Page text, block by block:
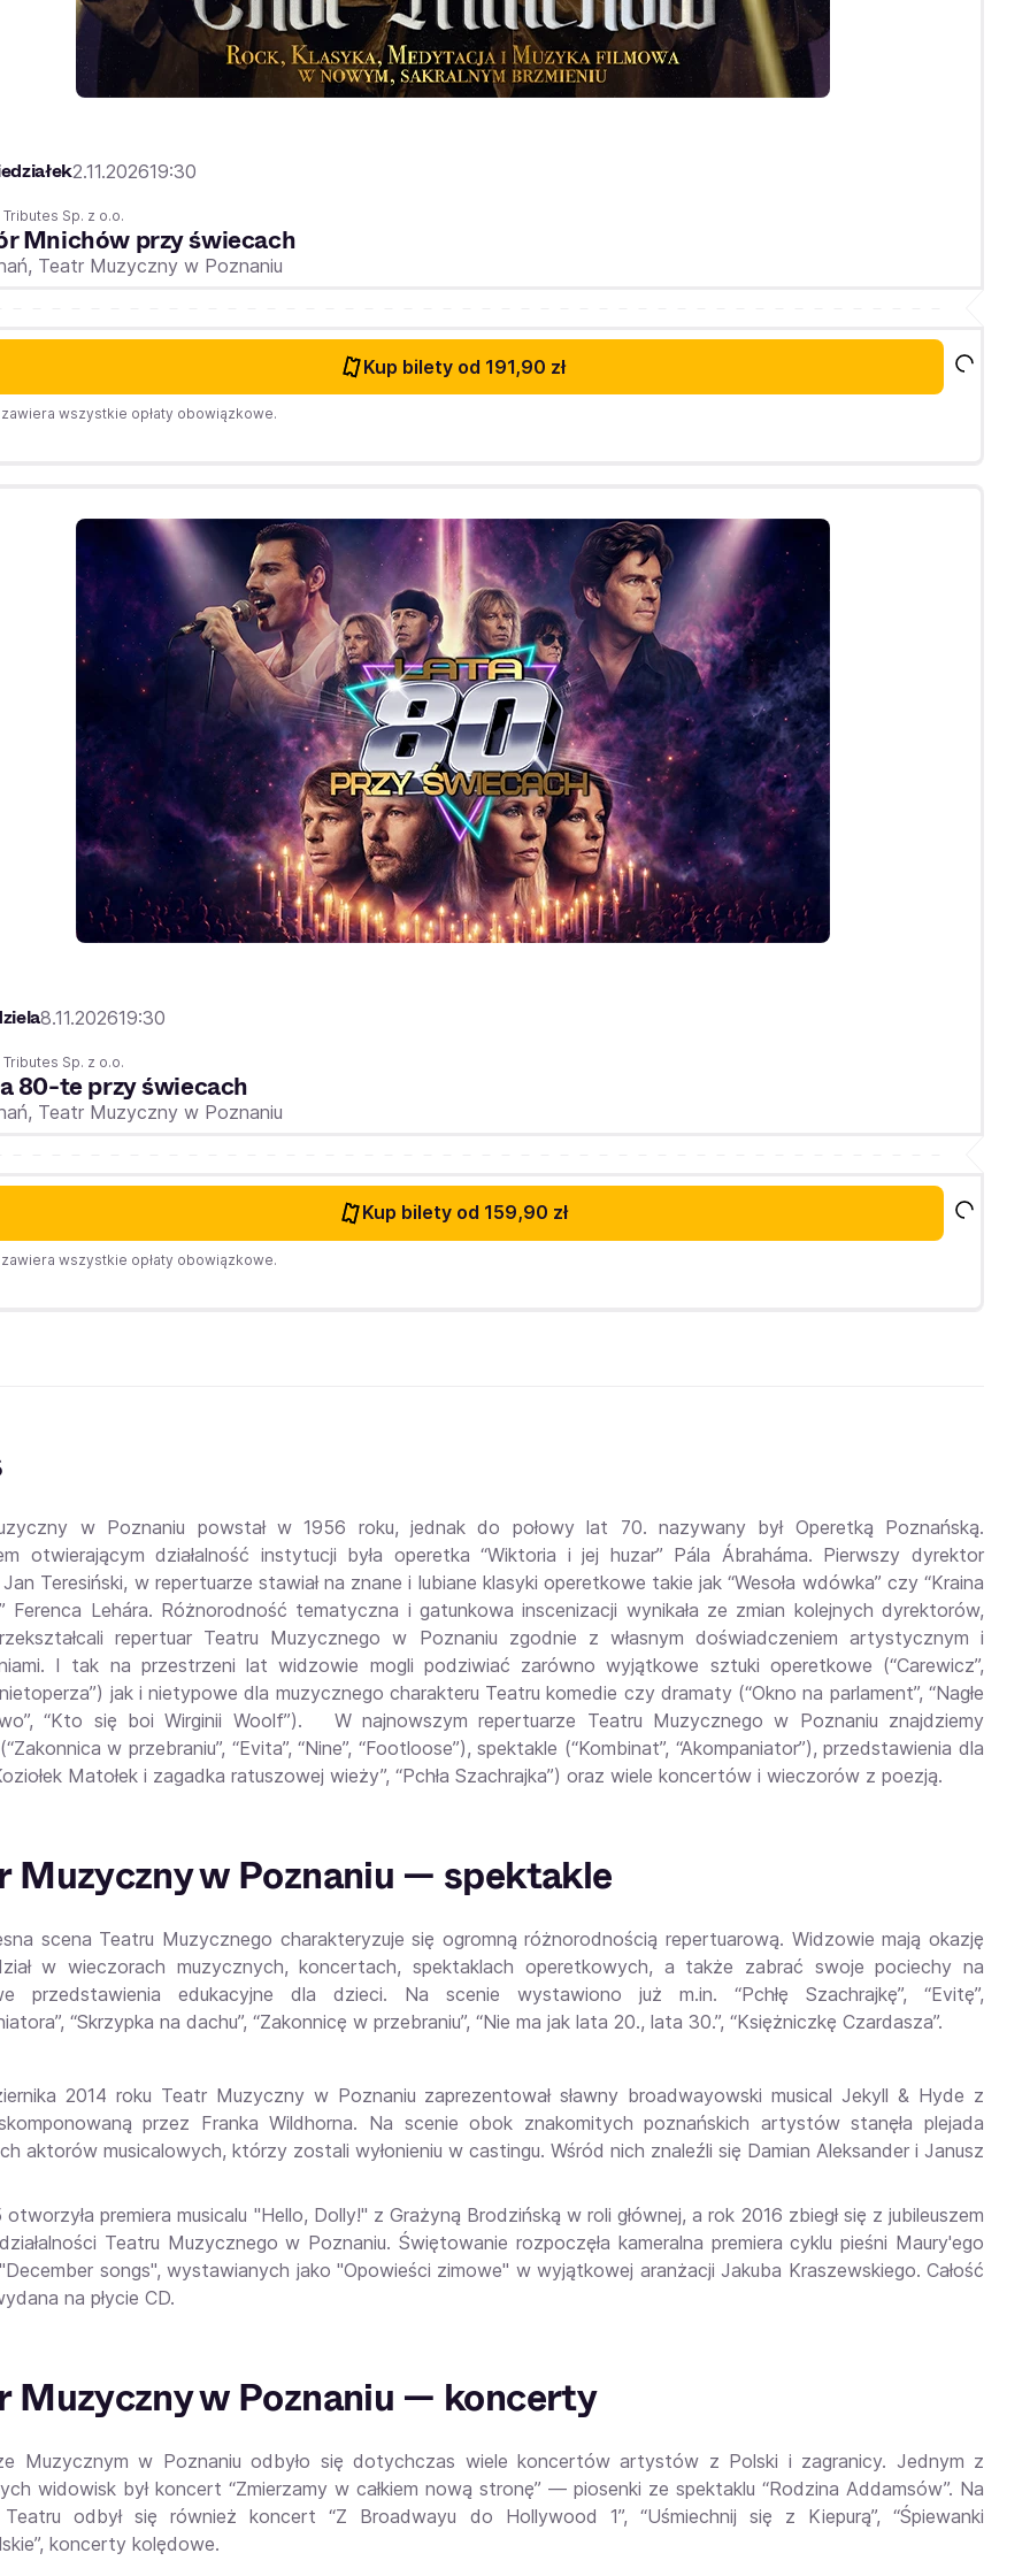
2.11.202619:30
Tributes Sp. z o.o.
Mnichów przy świecach
Teatr Muzyczny w Poznaniu
Kup bilety od 191,90 zł
wszystkie opłaty obowiązkowe.
8.11.202619:30
Tributes Sp. z o.o.
80-te przy świecach
Teatr Muzyczny w Poznaniu
Kup bilety od 159,90 zł
wszystkie opłaty obowiązkowe.
w Poznaniu powstał w 1956 roku, jednak do połowy lat 70. nazywany był Operetką Poznańską.
otwierającym działalność instytucji była operetka “Wiktoria i jej huzar” Pála Ábraháma. Pierwszy dyrektor
Teresiński, w repertuarze stawiał na znane i lubiane klasyki operetkowe takie jak “Wesoła wdówka” czy “Kraina
Ferenca Lehára. Różnorodność tematyczna i gatunkowa inscenizacji wynikała ze zmian kolejnych dyrektorów,
repertuar Teatru Muzycznego w Poznaniu zgodnie z własnym doświadczeniem artystycznym i
I tak na przestrzeni lat widzowie mogli podziwiać zarówno wyjątkowe sztuki operetkowe (“Carewicz”,
jak i nietypowe dla muzycznego charakteru Teatru komedie czy dramaty (“Okno na parlament”, “Nagłe
“Kto się boi Wirginii Woolf”). W najnowszym repertuarze Teatru Muzycznego w Poznaniu znajdziemy
w przebraniu”, “Evita”, “Nine”, “Footloose”), spektakle (“Kombinat”, “Akompaniator”), przedstawienia dla
Matołek i zagadka ratuszowej wieży”, “Pchła Szachrajka”) oraz wiele koncertów i wieczorów z poezją.
Muzyczny w Poznaniu — spektakle
scena Teatru Muzycznego charakteryzuje się ogromną różnorodnością repertuarową. Widzowie mają okazję
w wieczorach muzycznych, koncertach, spektaklach operetkowych, a także zabrać swoje pociechy na
przedstawienia edukacyjne dla dzieci. Na scenie wystawiono już m.in. “Pchłę Szachrajkę”, “Evitę”,
“Skrzypka na dachu”, “Zakonnicę w przebraniu”, “Nie ma jak lata 20., lata 30.”, “Księżniczkę Czardasza”.
2014 roku Teatr Muzyczny w Poznaniu zaprezentował sławny broadwayowski musical Jekyll & Hyde z
przez Franka Wildhorna. Na scenie obok znakomitych poznańskich artystów stanęła plejada
aktorów musicalowych, którzy zostali wyłonieniu w castingu. Wśród nich znaleźli się Damian Aleksander i Janusz
otworzyła premiera musicalu "Hello, Dolly!" z Grażyną Brodzińską w roli głównej, a rok 2016 zbiegł się z jubileuszem
Teatru Muzycznego w Poznaniu. Świętowanie rozpoczęła kameralna premiera cyklu pieśni Maury'ego
songs", wystawianych jako "Opowieści zimowe" w wyjątkowej aranżacji Jakuba Kraszewskiego. Całość
na płycie CD.
Muzyczny w Poznaniu — koncerty
Muzycznym w Poznaniu odbyło się dotychczas wiele koncertów artystów z Polski i zagranicy. Jednym z
widowisk był koncert “Zmierzamy w całkiem nową stronę” — piosenki ze spektaklu “Rodzina Addamsów”. Na
odbył się również koncert “Z Broadwayu do Hollywood 1”, “Uśmiechnij się z Kiepurą”, “Śpiewanki
koncerty kolędowe.